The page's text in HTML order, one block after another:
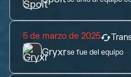
5 de marzo de 2025
Gryxrse fue del equipo